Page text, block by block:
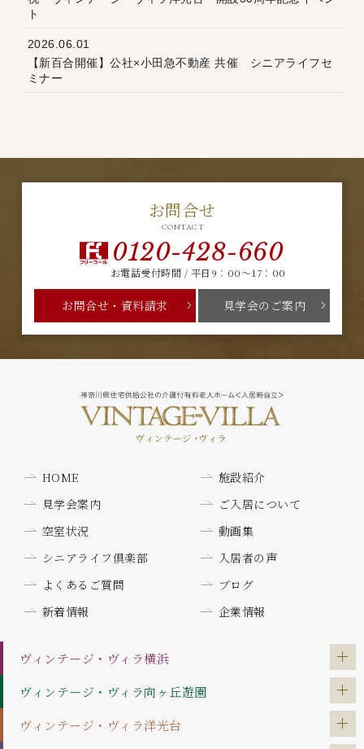
ト
2026.06.01
【新百合開催】公社×小田急不動産 共催 シニアライフセ
ミナー
お問合せ
CONTACT
0120-428-660
お電話受付時間 / 平日9：00～17：00
お問合せ・資料請求 見学会のご案内
HOME
施設紹介
見学会案内
ご入居について
空室状況
動画集
シニアライフ倶楽部
入居者の声
よくあるご質問
ブログ
新着情報
企業情報
ヴィンテージ・ヴィラ横浜
ヴィンテージ・ヴィラ向ヶ丘遊園
ヴィンテージ・ヴィラ洋光台